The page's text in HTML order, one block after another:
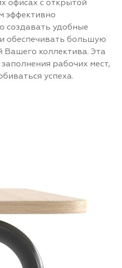
офисах с открытой
эффективно
создавать удобные
обеспечивать большую
Вашего коллектива. Эта
рабочих мест,
успеха.